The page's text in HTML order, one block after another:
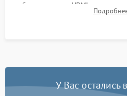
работы разъемов HDMI,
в рабочем режиме в течение
У Вас остались